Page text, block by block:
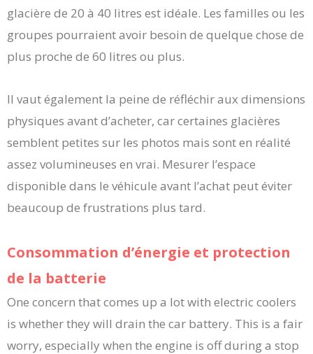
glacière de 20 à 40 litres est idéale. Les familles ou les
groupes pourraient avoir besoin de quelque chose de
plus proche de 60 litres ou plus.
Il vaut également la peine de réfléchir aux dimensions
physiques avant d’acheter, car certaines glacières
semblent petites sur les photos mais sont en réalité
assez volumineuses en vrai. Mesurer l’espace
disponible dans le véhicule avant l’achat peut éviter
beaucoup de frustrations plus tard.
Consommation d’énergie et protection
de la batterie
One concern that comes up a lot with electric coolers
is whether they will drain the car battery. This is a fair
worry, especially when the engine is off during a stop